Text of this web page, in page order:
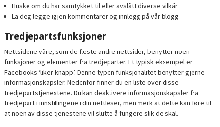
Huske om du har samtykket til eller avslått diverse vilkår
La deg legge igjen kommentarer og innlegg på vår blogg
Tredjepartsfunksjoner
Nettsidene våre, som de fleste andre nettsider, benytter noen
funksjoner og elementer fra tredjeparter. Et typisk eksempel er
Facebooks ‘liker-knapp’. Denne typen funksjonalitet benytter gjerne
informasjonskapsler. Nedenfor finner du en liste over disse
tredjepartstjenestene. Du kan deaktivere informasjonskapsler fra
tredjepart i innstillingene i din nettleser, men merk at dette kan føre til
at noen av disse tjenestene vil slutte å fungere slik de skal.